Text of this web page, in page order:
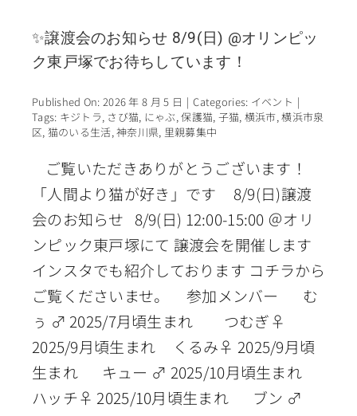
✨譲渡会のお知らせ 8/9(日) @オリンピッ
ク東戸塚でお待ちしています！
Published On: 2026 年 8 月 5 日 | Categories: イベント |
Tags: キジトラ, さび猫, にゃぶ,保護猫, 子猫, 横浜市,横浜市泉
区, 猫のいる生活,神奈川県, 里親募集中
ご覧いただきありがとうございます！
「人間より猫が好き」です 8/9(日)譲渡
会のお知らせ 8/9(日) 12:00-15:00 ＠オリ
ンピック東戸塚にて 譲渡会を開催します
インスタでも紹介しております コチラから
ご覧くださいませ。 参加メンバー む
ぅ ♂ 2025/7月頃生まれ つむぎ♀
2025/9月頃生まれ くるみ♀ 2025/9月頃
生まれ キュー ♂ 2025/10月頃生まれ
ハッチ♀ 2025/10月頃生まれ ブン ♂